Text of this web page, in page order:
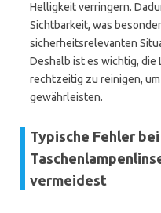
Helligkeit verringern.
Sichtbarkeit, was
sicherheitsrelevanten
Deshalb ist es wichtig, die
rechtzeitig zu reinigen,
gewährleisten.
Typische Fehler
vermeidest